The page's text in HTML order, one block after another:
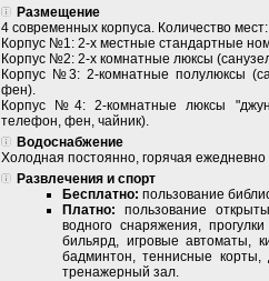
Размещение
4 современных корпуса. Количество
Корпус №1: 2-х местные стандартные
Корпус №2: 2-х комнатные люксы
Корпус №3: 2-комнатные полулюксы
фен).
Корпус №4: 2-комнатные люксы
телефон, фен, чайник).
Водоснабжение
Холодная постоянно, горячая ежедневно
Развлечения и спорт
Бесплатно: пользование
Платно: пользование
водного снаряжения,
бильярд, игровые автоматы,
бадминтон, теннисные корты,
тренажерный зал.